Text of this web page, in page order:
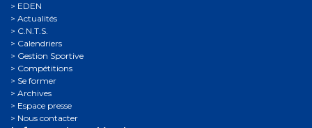
EDEN
Actualités
C.N.T.S.
Calendriers
Gestion Sportive
Compétitions
Se former
Archives
Espace presse
Nous contacter